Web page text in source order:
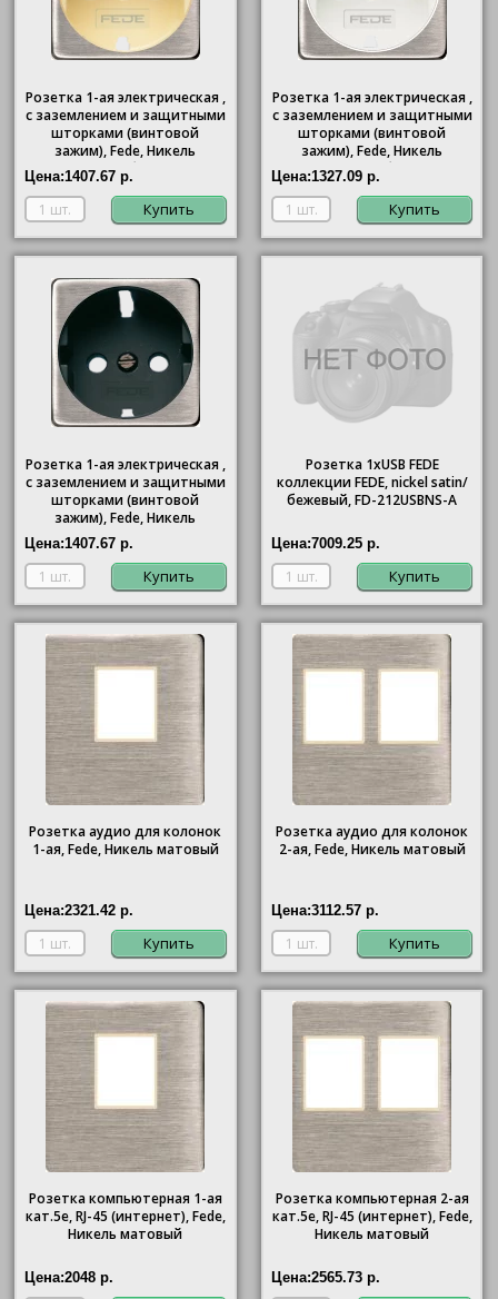
Розетка 1-ая электрическая ,
с заземлением и защитными
шторками (винтовой
зажим), Fede, Никель
матовый (бежевый)
Цена:1407.67 р.
Купить
Розетка 1-ая электрическая ,
с заземлением и защитными
шторками (винтовой
зажим), Fede, Никель
матовый (белый)
Цена:1327.09 р.
Купить
Розетка 1-ая электрическая ,
с заземлением и защитными
шторками (винтовой
зажим), Fede, Никель
матовый (черный)
Цена:1407.67 р.
Купить
Розетка 1xUSB FEDE
коллекции FEDE, nickel satin/
бежевый, FD-212USBNS-A
Цена:7009.25 р.
Купить
Розетка аудио для колонок
1-ая, Fede, Никель матовый
Цена:2321.42 р.
Купить
Розетка аудио для колонок
2-ая, Fede, Никель матовый
Цена:3112.57 р.
Купить
Розетка компьютерная 1-ая
кат.5е, RJ-45 (интернет), Fede,
Никель матовый
Цена:2048 р.
Розетка компьютерная 2-ая
кат.5е, RJ-45 (интернет), Fede,
Никель матовый
Цена:2565.73 р.